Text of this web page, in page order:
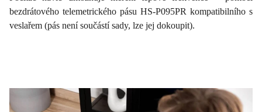
bezdrátového telemetrického pásu HS-P095PR kompatibilního s
veslařem (pás není součástí sady, lze jej dokoupit).